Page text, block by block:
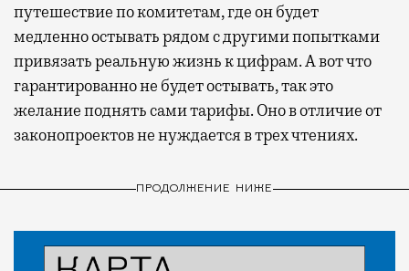
путешествие по комитетам, где он будет
медленно остывать рядом с другими попытками
привязать реальную жизнь к цифрам. А вот что
гарантированно не будет остывать, так это
желание поднять сами тарифы. Оно в отличие от
законопроектов не нуждается в трех чтениях.
ПРОДОЛЖЕНИЕ НИЖЕ